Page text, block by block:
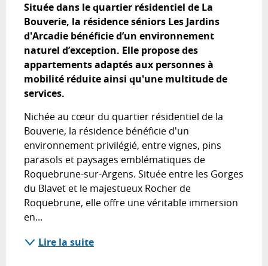
Située dans le quartier résidentiel de La
Bouverie, la résidence séniors Les Jardins
d'Arcadie bénéficie d’un environnement
naturel d’exception. Elle propose des
appartements adaptés aux personnes à
mobilité réduite ainsi qu'une multitude de
services.
Nichée au cœur du quartier résidentiel de la
Bouverie, la résidence bénéficie d'un
environnement privilégié, entre vignes, pins
parasols et paysages emblématiques de
Roquebrune-sur-Argens. Située entre les Gorges
du Blavet et le majestueux Rocher de
Roquebrune, elle offre une véritable immersion
en...
Lire la suite